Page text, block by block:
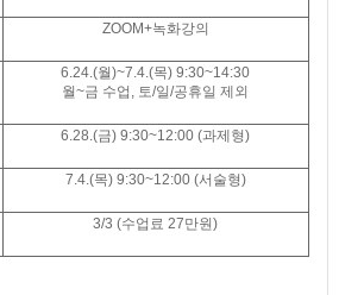
ZOOM+녹화강의
6.24.(월)~7.4.(목) 9:30~14:30
월~금 수업, 토/일/공휴일 제외
6.28.(금) 9:30~12:00 (과제형)
7.4.(목) 9:30~12:00 (서술형)
3/3 (수업료 27만원)